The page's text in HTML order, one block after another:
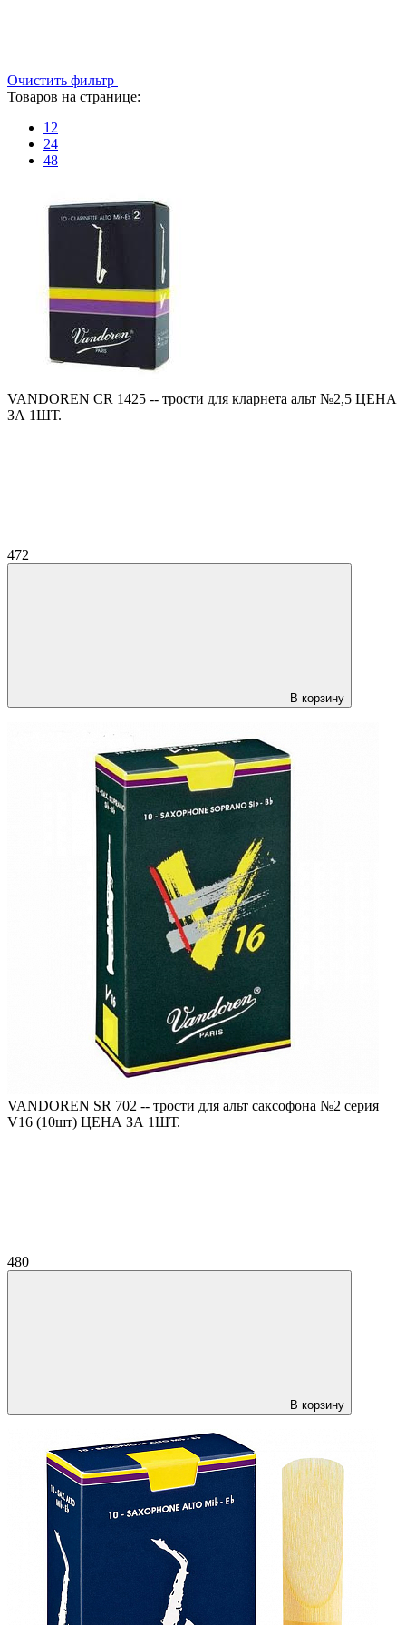
Очистить фильтр
Товаров на странице:
12
24
48
VANDOREN CR 1425 -- трости для кларнета альт №2,5 ЦЕНА
ЗА 1ШТ.
472
В корзину
VANDOREN SR 702 -- трости для альт саксофона №2 серия
V16 (10шт) ЦЕНА ЗА 1ШТ.
480
В корзину